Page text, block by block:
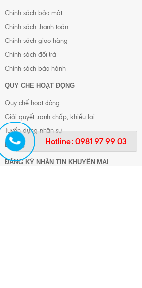
Chính sách bảo mật
Chính sách thanh toán
Chính sách giao hàng
Chính sách đổi trả
Chính sách bảo hành
QUY CHẾ HOẠT ĐỘNG
Quy chế hoạt động
Giải quyết tranh chấp, khiếu lại
Tuyển dụng nhân sự
Liên hệ
ĐĂNG KÝ NHẬN TIN KHUYẾN MẠI
Hotline: 0981 97 99 03